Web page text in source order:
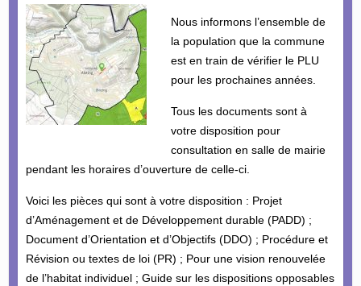
Nous informons l’ensemble de
la population que la commune
est en train de vérifier le PLU
pour les prochaines années.
Tous les documents sont à
votre disposition pour
consultation en salle de mairie
pendant les horaires d’ouverture de celle-ci.
Voici les pièces qui sont à votre disposition : Projet
d’Aménagement et de Développement durable (PADD) ;
Document d’Orientation et d’Objectifs (DDO) ; Procédure et
Révision ou textes de loi (PR) ; Pour une vision renouvelée
de l’habitat individuel ; Guide sur les dispositions opposables